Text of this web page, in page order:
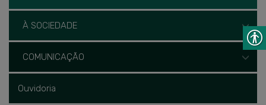
À SOCIEDADE
COMUNICAÇÃO
Ouvidoria